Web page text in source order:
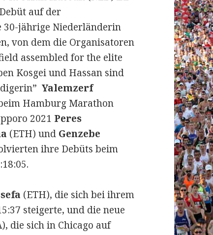
auf der
30-jährige Niederländerin
von dem die Organisatoren
assembled for the elite
Kosgei und Hassan sind
Yalemzerf
Hamburg Marathon
2021 Peres
(ETH) und Genzebe
ihre Debüts beim
(ETH), die sich bei ihrem
steigerte, und die neue
die sich in Chicago auf